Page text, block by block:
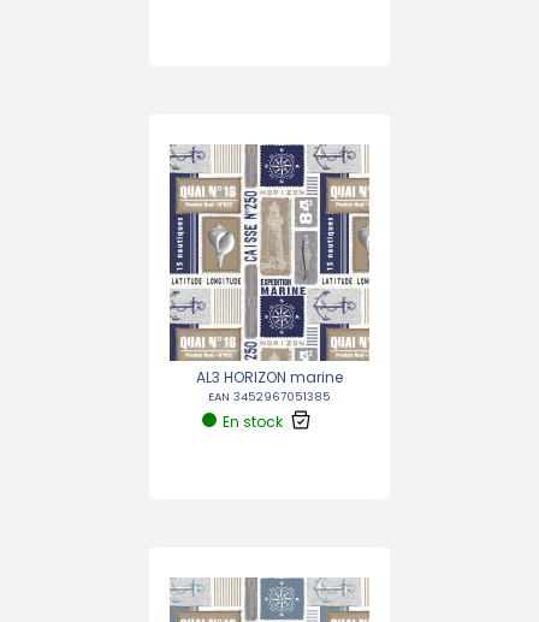
AL3 HORIZON marine
EAN 3452967051385
En stock